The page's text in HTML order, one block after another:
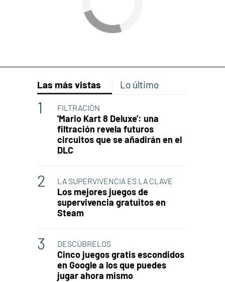
Las más vistas Lo último
FILTRACIÓN
'Mario Kart 8 Deluxe': una
filtración revela futuros
circuitos que se añadirán en el
DLC
LA SUPERVIVENCIA ES LA CLAVE
Los mejores juegos de
supervivencia gratuitos en
Steam
DESCÚBRELOS
Cinco juegos gratis escondidos
en Google a los que puedes
jugar ahora mismo